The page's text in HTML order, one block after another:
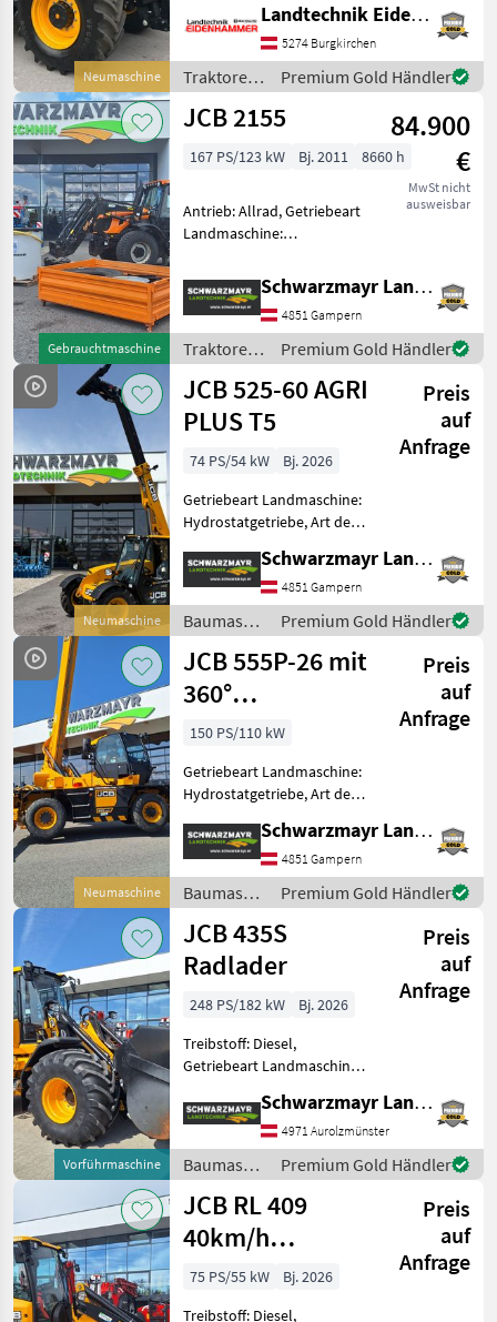
Neumaschine
Kabinenfederung !!! JCB
Fastrac 4220 iCON, Stufe V
!!! -Pro Line Paket -3500kg
Frontkraftheber -
Landtechnik Eidenhammer GmbH
5274 Burgkirchen
Traktoren
/ JCB
Premium Gold Händler
Gebrauchtmaschine
JCB 2155
84.900
€
MwSt nicht
ausweisbar
167 PS/123 kW Bj. 2011 8660 h
Antrieb: Allrad, Getriebeart
Landmaschine:
Plattform: Kabine,
Zapfwellendrehzahl:
540/1000,
Höchstgeschwindigkeit in
km/h: 50 km/h, Aufladung:
Turbola
Schwarzmayr Landtechnik GmbH - Gampern
4851 Gampern
Traktoren
/ JCB
Premium Gold Händler
Neumaschine
JCB 525-60 AGRI
PLUS T5
Preis
auf
Anfrage
74 PS/54 kW
Bj. 2026
Getriebeart Landmaschine:
Hydrostatgetriebe, Art der
Diesel,
Höchstgeschwindigkeit in
km/h: 30 km/h, Abgasstufe:
-/Stage V,
Anhängevorrichtung
Schwarzmayr Landtechnik GmbH - Gampern
4851 Gampern
Baumaschinen
/ JCB
Premium Gold Händler
Neumaschine
JCB 555P-26 mit
360°
Drehfunktion
Preis
auf
Anfrage
150 PS/110 kW
Getriebeart Landmaschine:
Hydrostatgetriebe, Art der
Diesel Nr. 72464
Teleskoplader 555P-26 mit
360° Drehfunktion -
150PS/112kW JCB ECO
Schwarzmayr Landtechnik GmbH - Gampern
4851 Gampern
Baumaschinen
/ JCB
Premium Gold Händler
Vorführmaschine
JCB 435S
Radlader
Preis
auf
Anfrage
248 PS/182 kW
Bj. 2026
Treibstoff: Diesel,
Getriebeart Landmaschine:
Geräteverriegelung, Kabine,
Klimaanlage,
Schnellwechselrahmen,
Zusatz-Hydraulikkreis Nr.
72467S A
Schwarzmayr Landtechnik GmbH - Aurolzmünster
4971 Aurolzmünster
Baumaschinen
/ JCB
Premium Gold Händler
JCB RL 409
40km/h
Radlader
Preis
auf
Anfrage
75 PS/55 kW
Bj. 2026
Treibstoff: Diesel,